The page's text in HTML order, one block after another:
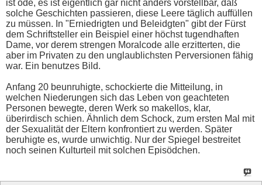
ist öde, es ist eigentlich gar nicht anders vorstellbar, daß
solche Geschichten passieren, diese Leere täglich auffüllen
zu müssen. In "Erniedrigten und Beleidgten" gibt der Fürst
dem Schriftsteller ein Beispiel einer höchst tugendhaften
Dame, vor derem strengen Moralcode alle erzitterten, die
aber im Privaten zu den unglaublichsten Perversionen fähig
war. Ein benutzes Bild.
Anfang 20 beunruhigte, schockierte die Mitteilung, in
welchen Niederungen sich das Leben von geachteten
Personen bewegte, deren Werk so makellos, klar,
überirdisch schien. Ähnlich dem Schock, zum ersten Mal mit
der Sexualität der Eltern konfrontiert zu werden. Später
beruhigte es, wurde unwichtig. Nur der Spiegel bestreitet
noch seinen Kulturteil mit solchen Episödchen.